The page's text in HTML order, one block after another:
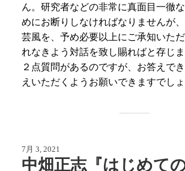
ん。研究者などの非常に真面目一徹
めにお断りしなければなりませんが
芸風を、予め必要以上にご承知いた
れなきよう対話を致し賜ればと存じ
２点質問があるのですが、お答えで
えいただくようお願いできますでし
7月 3, 2021
中畑正志『はじめて